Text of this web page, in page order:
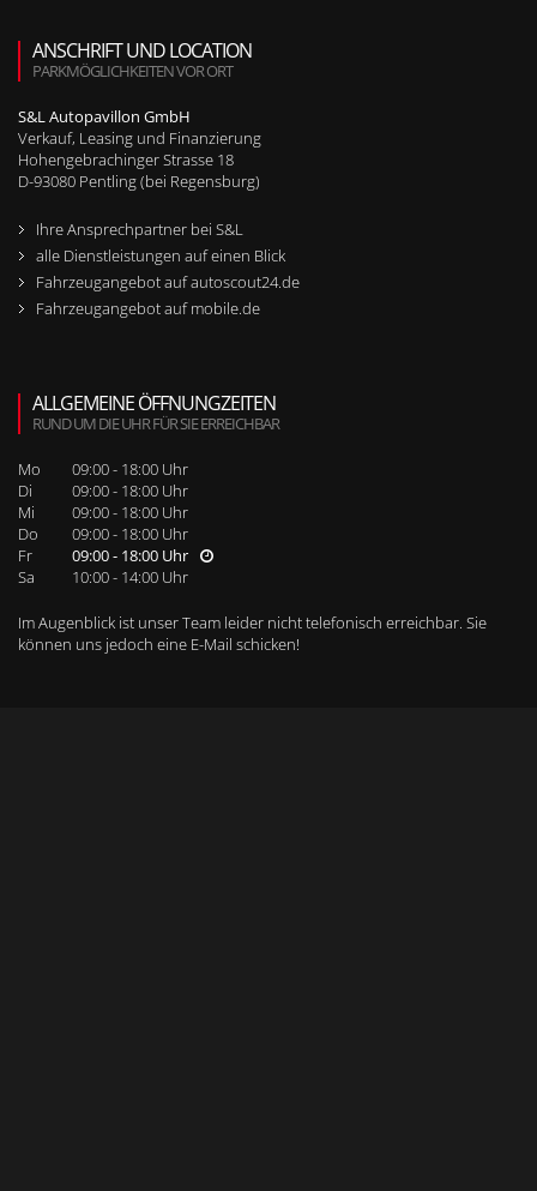
ANSCHRIFT UND LOCATION
PARKMÖGLICHKEITEN VOR ORT
S&L Autopavillon GmbH
Verkauf, Leasing und Finanzierung
Hohengebrachinger Strasse 18
D-93080 Pentling (bei Regensburg)
Ihre Ansprechpartner bei S&L
alle Dienstleistungen auf einen Blick
Fahrzeugangebot auf autoscout24.de
Fahrzeugangebot auf mobile.de
ALLGEMEINE ÖFFNUNGZEITEN
RUND UM DIE UHR FÜR SIE ERREICHBAR
Mo
09:00 - 18:00 Uhr
Di
09:00 - 18:00 Uhr
Mi
09:00 - 18:00 Uhr
Do
09:00 - 18:00 Uhr
Fr
09:00 - 18:00 Uhr
Sa
10:00 - 14:00 Uhr
Im Augenblick ist unser Team leider nicht telefonisch erreichbar. Sie
können uns jedoch eine E-Mail schicken!